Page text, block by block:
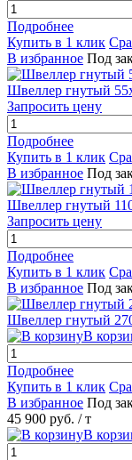
Подробнее
Купить в 1 клик
В избранное Под
Швеллер гнутый
Запросить цену
Подробнее
Купить в 1 клик
В избранное Под
Швеллер гнутый
Запросить цену
Подробнее
Купить в 1 клик
В избранное Под
Швеллер гнутый
В
Подробнее
Купить в 1 клик
В избранное Под
45 900 руб. / т
В